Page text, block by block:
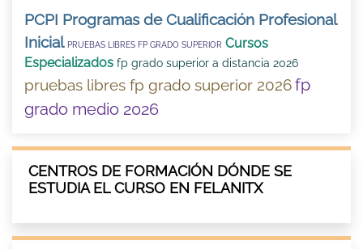
PCPI Programas de Cualificación Profesional
Inicial PRUEBAS LIBRES FP GRADO SUPERIOR Cursos
Especializados fp grado superior a distancia 2026
pruebas libres fp grado superior 2026fp
grado medio 2026
CENTROS DE FORMACIÓN DÓNDE SE
ESTUDIA EL CURSO EN FELANITX